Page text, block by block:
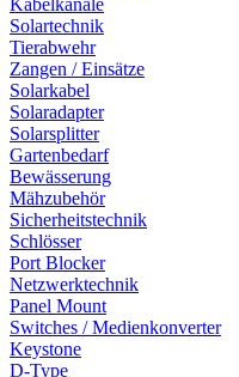
Solartechnik
Tierabwehr
Zangen / Einsätze
Solarkabel
Solaradapter
Solarsplitter
Gartenbedarf
Bewässerung
Mähzubehör
Sicherheitstechnik
Schlösser
Port Blocker
Netzwerktechnik
Panel Mount
Switches / Medienkonverter
Keystone
D-Type